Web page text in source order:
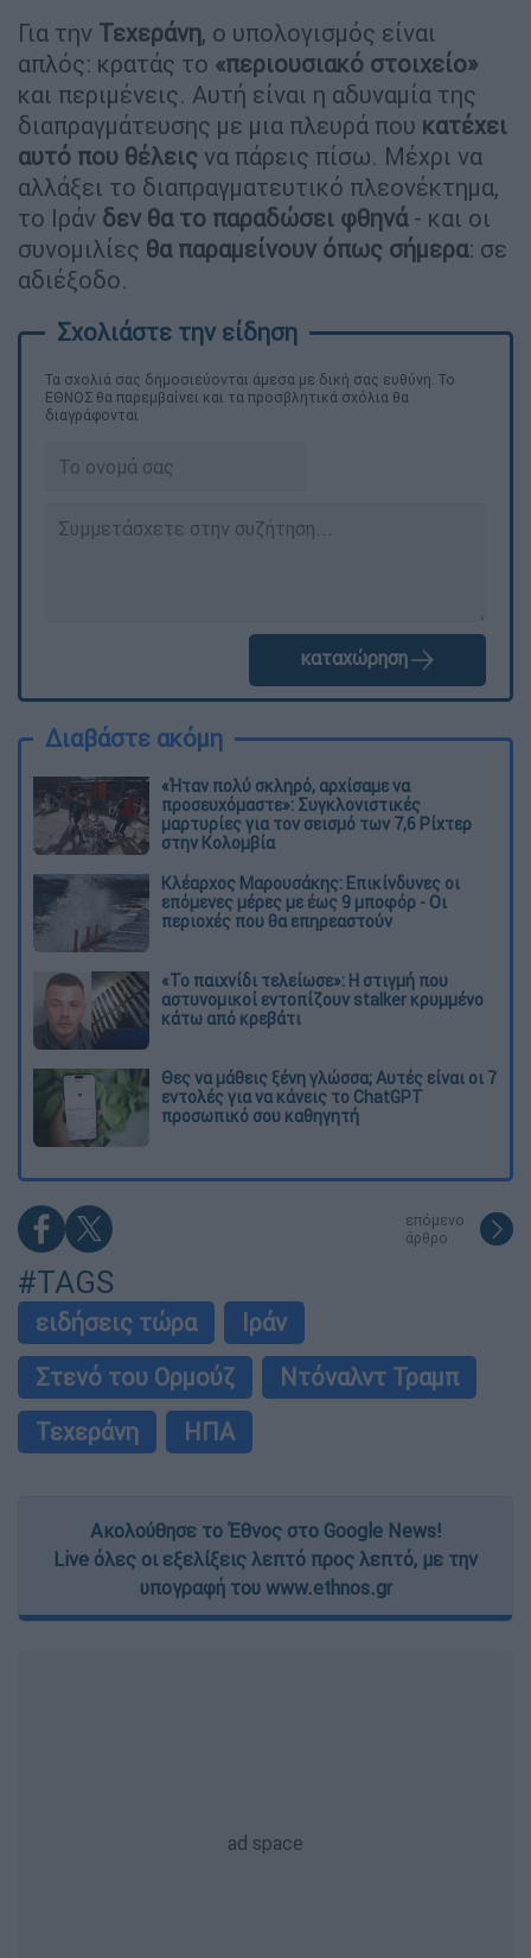
Για την Τεχεράνη, ο υπολογισμός είναι
απλός: κρατάς το «περιουσιακό στοιχείο»
και περιμένεις. Αυτή είναι η αδυναμία της
διαπραγμάτευσης με μια πλευρά που κατέχει
αυτό που θέλεις να πάρεις πίσω. Μέχρι να
αλλάξει το διαπραγματευτικό πλεονέκτημα,
το Ιράν δεν θα το παραδώσει φθηνά- και οι
συνομιλίες θα παραμείνουν όπως σήμερα: σε
αδιέξοδο.
Τα σχολιά σας δημοσιεύονται άμεσα με δική σας ευθύνη. Το
ΕΘΝΟΣ θα παρεμβαίνει και τα προσβλητικά σχόλια θα
διαγράφονται
καταχώρηση
Διαβάστε ακόμη
«Ήταν πολύ σκληρό, αρχίσαμε να
προσευχόμαστε»: Συγκλονιστικές
μαρτυρίες για τον σεισμό των 7,6 Ρίχτερ
στην Κολομβία
Κλέαρχος Μαρουσάκης: Επικίνδυνες οι
επόμενες μέρες με έως 9 μποφόρ - Οι
περιοχές που θα επηρεαστούν
«Το παιχνίδι τελείωσε»: Η στιγμή που
αστυνομικοί εντοπίζουν stalker κρυμμένο
κάτω από κρεβάτι
Θες να μάθεις ξένη γλώσσα; Αυτές είναι οι 7
εντολές για να κάνεις το ChatGPT
προσωπικό σου καθηγητή
επόμενο
άρθρο
#TAGS
ειδήσεις τώρα
Ιράν
Στενό του Ορμούζ
Ντόναλντ Τραμπ
Τεχεράνη
ΗΠΑ
Ακολούθησε το Έθνος στο Google News!
Live όλες οι εξελίξεις λεπτό προς λεπτό, με την
υπογραφή του www.ethnos.gr